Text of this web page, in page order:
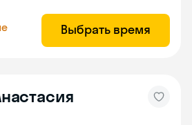
Выбрать время